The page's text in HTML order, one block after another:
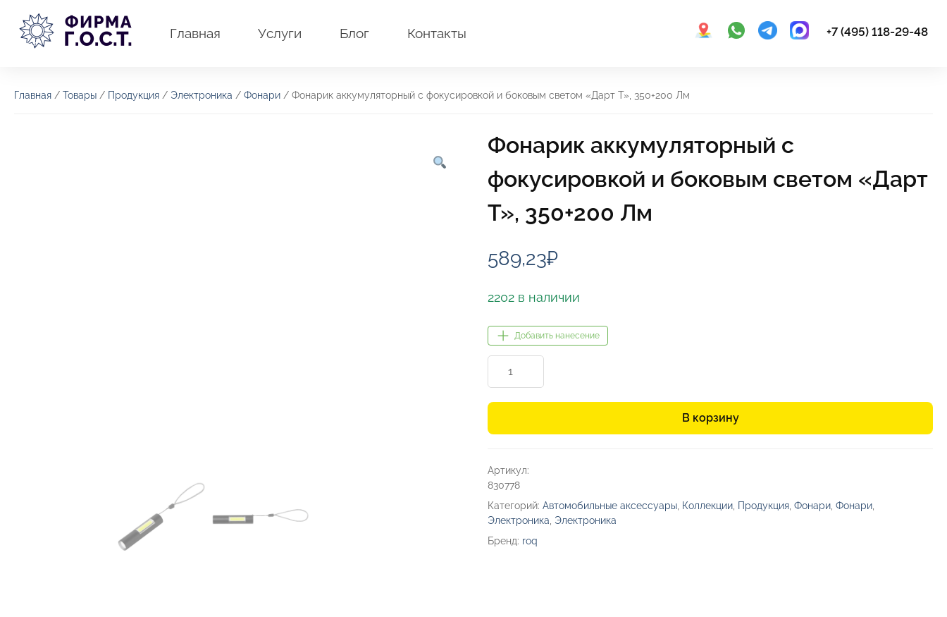
содержимому
Главная Услуги Блог Контакты +7 (495) 118-29-48
Главная / Товары / Продукция / Электроника / Фонари / Фонарик аккумуляторный с фокусировкой и боковым светом «Дарт Т», 350+200 Лм
Фонарик аккумуляторный с
фокусировкой и боковым светом «Дарт
Т», 350+200 Лм
589,23₽
2202 в наличии
Добавить нанесение
товара
Фонарик
и
светом
«Дарт
В корзину
Артикул:
830778
Категорий: Автомобильные аксессуары Коллекции Продукция Фонари Фонари
Электроника Электроника
Бренд: roq